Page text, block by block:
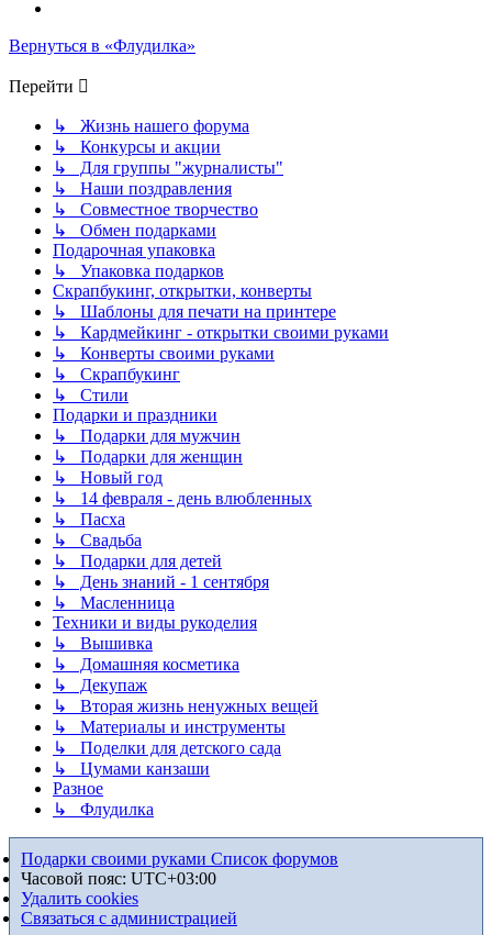
Вернуться в «Флудилка»
Перейти
↳ Жизнь нашего форума
↳ Конкурсы и акции
↳ Для группы "журналисты"
↳ Наши поздравления
↳ Совместное творчество
↳ Обмен подарками
Подарочная упаковка
↳ Упаковка подарков
Скрапбукинг, открытки, конверты
↳ Шаблоны для печати на принтере
↳ Кардмейкинг - открытки своими руками
↳ Конверты своими руками
↳ Скрапбукинг
↳ Стили
Подарки и праздники
↳ Подарки для мужчин
↳ Подарки для женщин
↳ Новый год
↳ 14 февраля - день влюбленных
↳ Пасха
↳ Свадьба
↳ Подарки для детей
↳ День знаний - 1 сентября
↳ Масленница
Техники и виды рукоделия
↳ Вышивка
↳ Домашняя косметика
↳ Декупаж
↳ Вторая жизнь ненужных вещей
↳ Материалы и инструменты
↳ Поделки для детского сада
↳ Цумами канзаши
Разное
↳ Флудилка
Подарки своими руками Список форумов
Часовой пояс: UTC+03:00
Удалить cookies
Связаться с администрацией